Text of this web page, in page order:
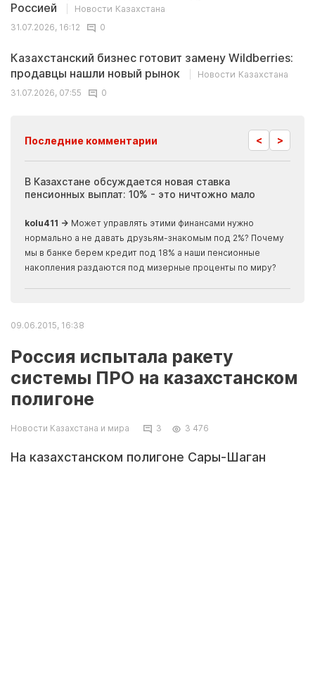
Россией
Новости Казахстана
31.07.2026, 16:12
0
Казахстанский бизнес готовит замену Wildberries:
продавцы нашли новый рынок
Новости Казахстана
31.07.2026, 07:55
0
Последние комментарии < >
В Казахстане обсуждается новая ставка
пенсионных выплат: 10% - это ничтожно мало
kolu411 → Может управлять этими финансами нужно
нормально а не давать друзьям-знакомым под 2%? Почему
мы в банке берем кредит под 18% а наши пенсионные
накопления раздаются под мизерные проценты по миру?
09.06.2015, 16:38
Россия испытала ракету
системы ПРО на казахстанском
полигоне
Новости Казахстана и мира 3 3 476
На казахстанском полигоне Сары-Шаган